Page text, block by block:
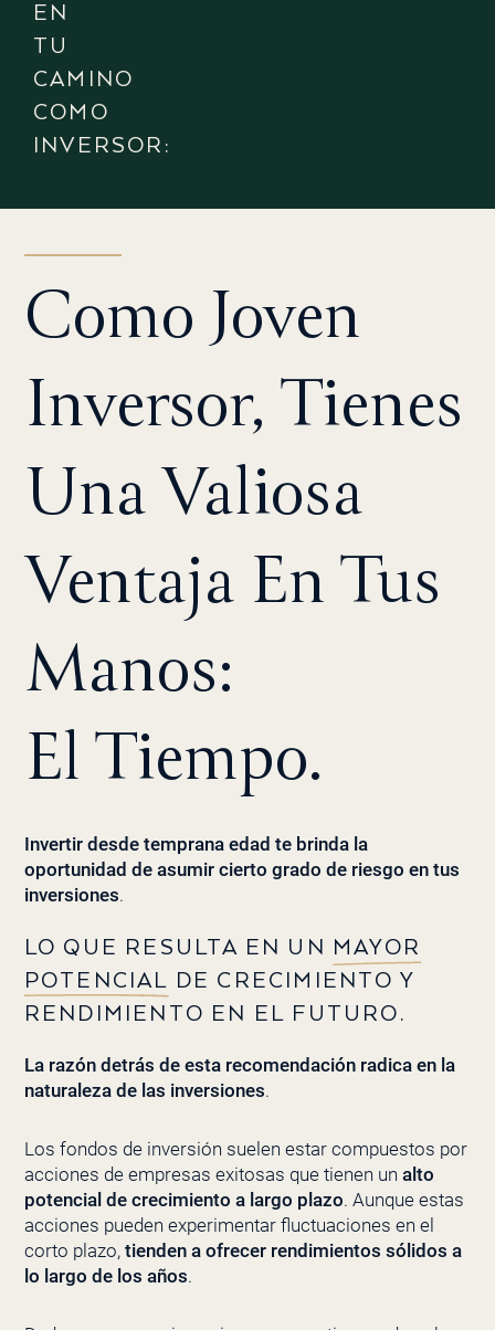
EN
TU
CAMINO
COMO
INVERSOR:
Como Joven
Inversor, Tienes
Una Valiosa
Ventaja En Tus
Manos:
El Tiempo.
Invertir desde temprana edad te brinda la
oportunidad de asumir cierto grado de riesgo en tus
inversiones.
LO QUE RESULTA EN UN MAYOR
POTENCIAL DE CRECIMIENTO Y
RENDIMIENTO EN EL FUTURO.
La razón detrás de esta recomendación radica en la
naturaleza de las inversiones.
Los fondos de inversión suelen estar compuestos por
acciones de empresas exitosas que tienen un alto
potencial de crecimiento a largo plazo. Aunque estas
acciones pueden experimentar fluctuaciones en el
corto plazo, tienden a ofrecer rendimientos sólidos a
lo largo de los años.